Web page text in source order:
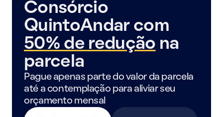
Consórcio
QuintoAndar com
50% de redução na
parcela
Pague apenas parte do valor da parcela
até a contemplação para aliviar seu
orçamento mensal